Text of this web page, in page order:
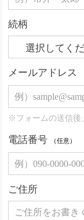
続柄
メールアドレス
※フォームの送信後
電話番号 （任意）
ご住所